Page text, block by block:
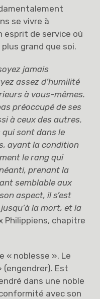
se vivre à
esprit de service où
grand que soi.
jamais
assez d’humilité
à vous-mêmes.
préoccupé de ses
à ceux des autres.
qui sont dans le
ayant la condition
le rang qui
prenant la
semblable aux
aspect, il s’est
la mort, et la
Philippiens, chapitre
« noblesse ». Le
Est
dans une noble
avec son